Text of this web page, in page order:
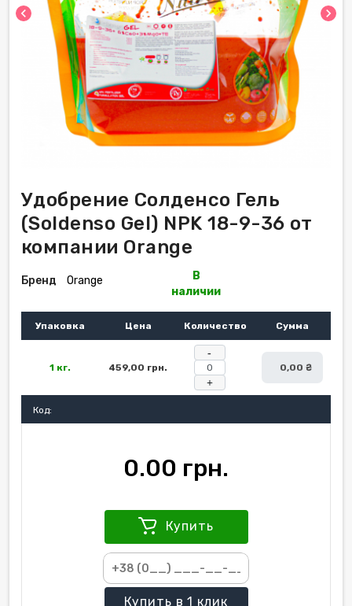
chevron_left chevron_right
Удобрение Солденсо Гель
(Soldenso Gel) NPK 18-9-36 от
компании Orange
Бренд Orange
В
наличии
Упаковка Цена Количество Сумма
1 кг.
459,00 грн.
+
0,00 ₴
Код:
0.00 грн.
Купить
Купить в 1 клик